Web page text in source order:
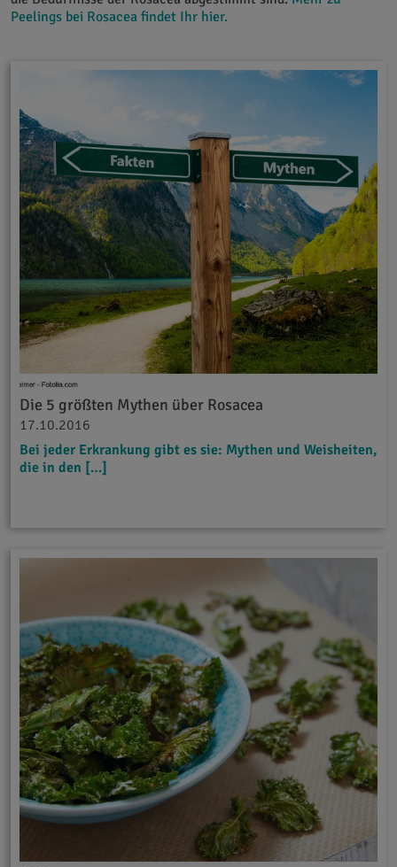
Peelings bei Rosacea findet Ihr hier.
Die 5 größten Mythen über Rosacea
17.10.2016
Bei jeder Erkrankung gibt es sie: Mythen und Weisheiten,
die in den […]